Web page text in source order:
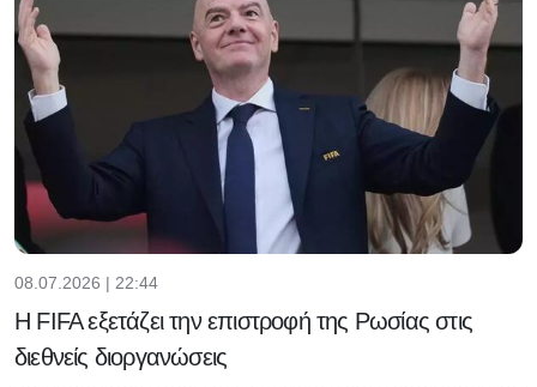
08.07.2026 | 22:44
Η FIFA εξετάζει την επιστροφή της Ρωσίας στις
διεθνείς διοργανώσεις